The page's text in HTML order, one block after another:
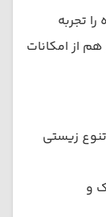
تجربه
از امکانات
زیستی
و